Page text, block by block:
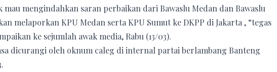
mau mengindahkan saran perbaikan dari Bawaslu Medan dan Bawaslu
melaporkan KPU Medan serta KPU Sumut ke DKPP di Jakarta , “tegas
ke sejumlah awak media, Rabu (13/03).
dicurangi oleh oknum caleg di internal partai berlambang Banteng